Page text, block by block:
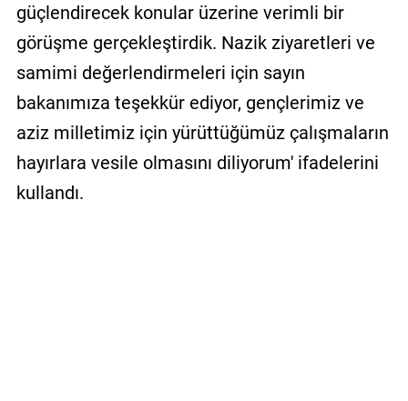
güçlendirecek konular üzerine verimli bir
görüşme gerçekleştirdik. Nazik ziyaretleri ve
samimi değerlendirmeleri için sayın
bakanımıza teşekkür ediyor, gençlerimiz ve
aziz milletimiz için yürüttüğümüz çalışmaların
hayırlara vesile olmasını diliyorum' ifadelerini
kullandı.